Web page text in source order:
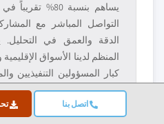
اتصل بنا
يساهم بنسبة 80%
التواصل المباشر مع
الدقة والعمق في التحليل.
المنظم لدينا الأسواق
كبار المسؤولين التنفيذيين
توفر هذه التفاعلات وجهات
وتقنية، مما يتيح رؤى شاملة